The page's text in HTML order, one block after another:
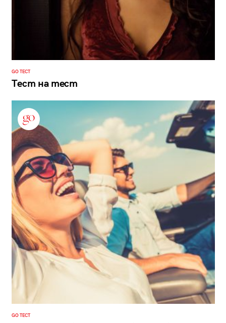
GO ТЕСТ
Тест на тест
GO ТЕСТ